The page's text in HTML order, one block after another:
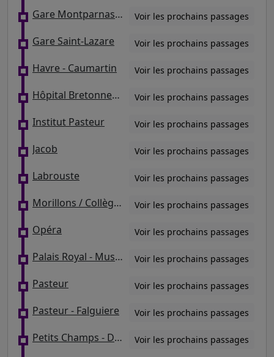
Gare Montparnasse Voir les prochains passages
Gare Saint-Lazare Voir les prochains passages
Havre - Caumartin Voir les prochains passages
Hôpital Bretonneau / Place Jacques Froment Voir les prochains passages
Institut Pasteur Voir les prochains passages
Jacob Voir les prochains passages
Labrouste Voir les prochains passages
Morillons / Collège Modigliani Voir les prochains passages
Opéra Voir les prochains passages
Palais Royal - Musée Du Louvre Voir les prochains passages
Pasteur Voir les prochains passages
Pasteur - Falguiere Voir les prochains passages
Petits Champs - Danielle Casanova Voir les prochains passages